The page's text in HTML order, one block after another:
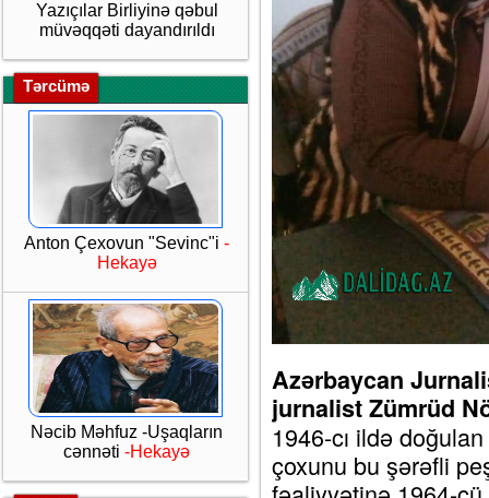
Yazıçılar Birliyinə qəbul
müvəqqəti dayandırıldı
Tərcümə
Anton Çexovun "Sevinc"i -
Hekayə
Nəcib Məhfuz -Uşaqların
cənnəti -Hekayə
Azərbaycan
jurnalist Zümrüd
1946-cı ildə
çoxunu bu şərəfli